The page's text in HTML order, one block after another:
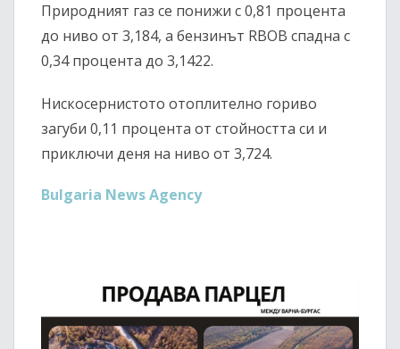
Природният газ се понижи с 0,81 процента
до ниво от 3,184, а бензинът RBOB спадна с
0,34 процента до 3,1422.
Нискосернистото отоплително гориво
загуби 0,11 процента от стойността си и
приключи деня на ниво от 3,724.
Bulgaria News Agency